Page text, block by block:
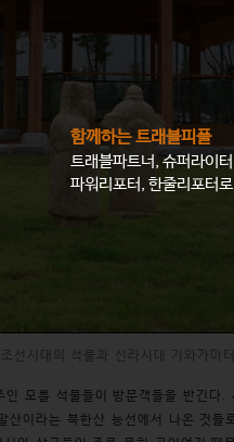
선시대의 석물과 신라시대 기와가마
인 모를 석물들이 방문객들을 반긴
산이라는 북한산 능선에서 나온 것들
함께하는 트래블피플
트래블파트너, 슈퍼라이
파워리포터, 한줄리포터